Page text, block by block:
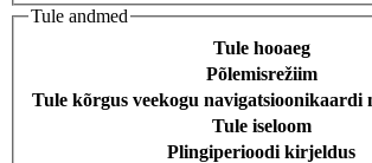
Tule andmed
Tule hooaeg
Põlemisrežiim
Tule kõrgus veekogu navigatsioonikaardi
Tule iseloom
Plingiperioodi kirjeldus